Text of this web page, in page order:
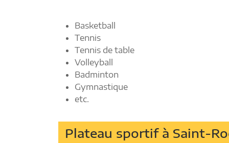
Basketball
Tennis
Tennis de table
Volleyball
Badminton
Gymnastique
etc.
Plateau sportif à Saint-